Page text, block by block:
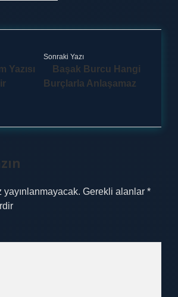
Yazısı
Sonraki Yazı
Başak Burcu Hangi
Burçlarla Anlaşamaz
Gerekli alanlar *